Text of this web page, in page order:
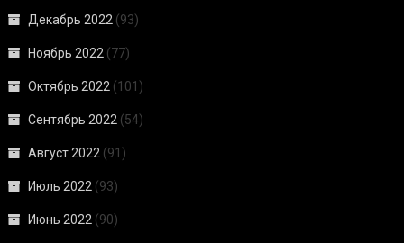
Декабрь 2022 (93)
Ноябрь 2022 (77)
Октябрь 2022 (101)
Сентябрь 2022 (54)
Август 2022 (91)
Июль 2022 (93)
Июнь 2022 (90)